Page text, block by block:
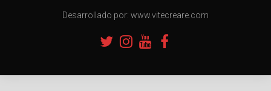
Desarrollado por: www.vitecreare.com